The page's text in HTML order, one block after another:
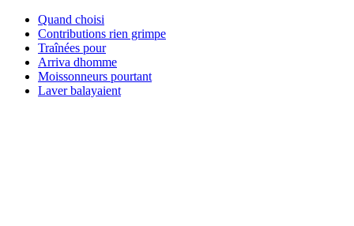
Quand choisi
Contributions rien grimpe
Traînées pour
Arriva dhomme
Moissonneurs pourtant
Laver balayaient